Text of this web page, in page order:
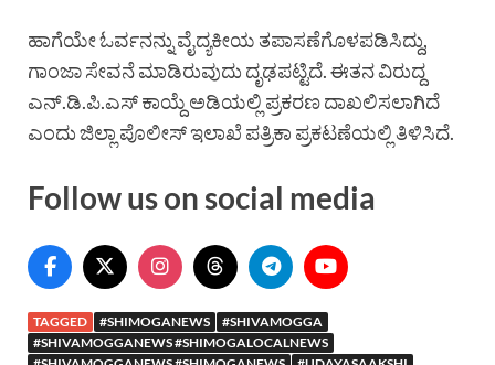
ಹಾಗೆಯೇ ಓರ್ವನನ್ನು ವೈದ್ಯಕೀಯ ತಪಾಸಣೆಗೊಳಪಡಿಸಿದ್ದು,
ಗಾಂಜಾ ಸೇವನೆ ಮಾಡಿರುವುದು ದೃಢಪಟ್ಟಿದೆ. ಈತನ ವಿರುದ್ದ
ಎನ್.ಡಿ.ಪಿ.ಎಸ್ ಕಾಯ್ದೆ ಅಡಿಯಲ್ಲಿ ಪ್ರಕರಣ ದಾಖಲಿಸಲಾಗಿದೆ
ಎಂದು ಜಿಲ್ಲಾ ಪೊಲೀಸ್ ಇಲಾಖೆ ಪತ್ರಿಕಾ ಪ್ರಕಟಣೆಯಲ್ಲಿ ತಿಳಿಸಿದೆ.
Follow us on social media
TAGGED #SHIMOGANEWS
#SHIVAMOGGA
#SHIVAMOGGANEWS #SHIMOGALOCALNEWS